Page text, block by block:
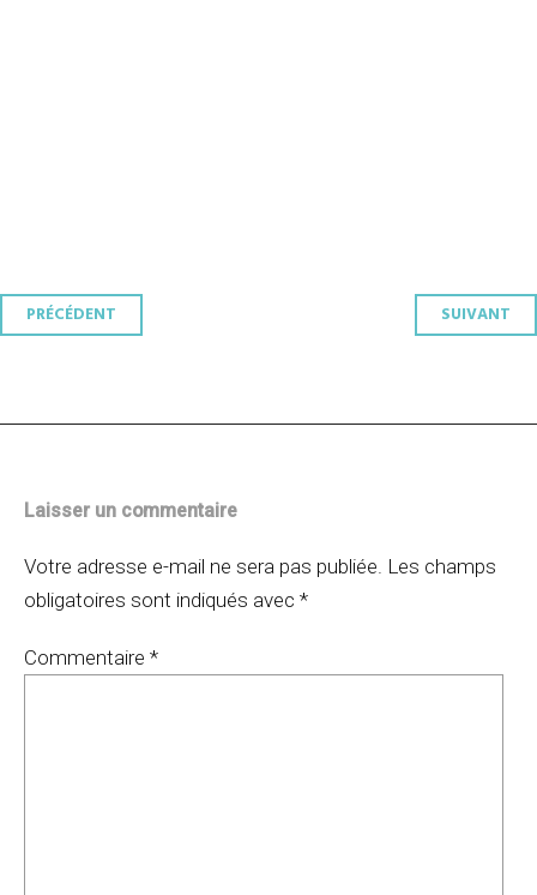
Navigation
PRÉCÉDENT SUIVANT
Laisser un commentaire
Votre adresse e-mail ne sera pas publiée. Les champs
obligatoires sont indiqués avec *
Commentaire *